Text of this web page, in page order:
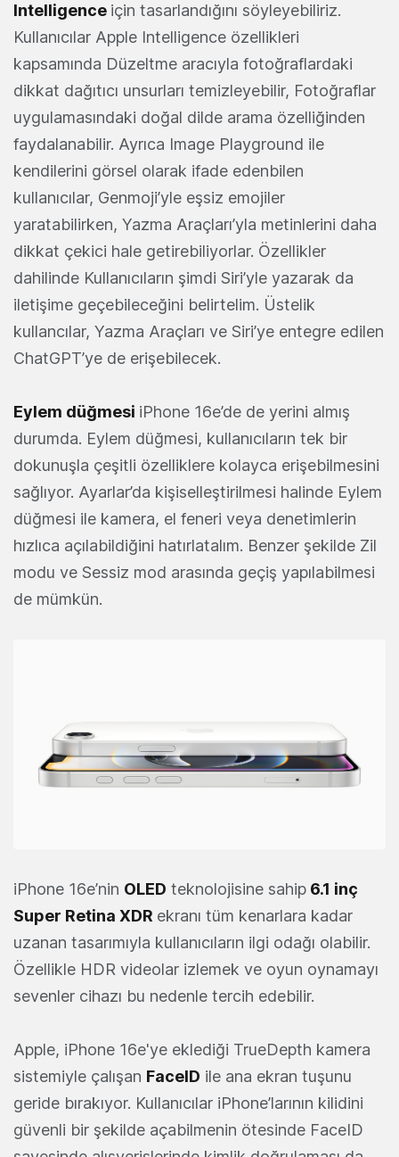
Intelligence için tasarlandığını söyleyebiliriz.
Kullanıcılar Apple Intelligence özellikleri
kapsamında Düzeltme aracıyla fotoğraflardaki
dikkat dağıtıcı unsurları temizleyebilir, Fotoğraflar
uygulamasındaki doğal dilde arama özelliğinden
faydalanabilir. Ayrıca Image Playground ile
kendilerini görsel olarak ifade edenbilen
kullanıcılar, Genmoji’yle eşsiz emojiler
yaratabilirken, Yazma Araçları’yla metinlerini daha
dikkat çekici hale getirebiliyorlar. Özellikler
dahilinde Kullanıcıların şimdi Siri’yle yazarak da
iletişime geçebileceğini belirtelim. Üstelik
kullancılar, Yazma Araçları ve Siri’ye entegre edilen
ChatGPT’ye de erişebilecek.
Eylem düğmesi iPhone 16e’de de yerini almış
durumda. Eylem düğmesi, kullanıcıların tek bir
dokunuşla çeşitli özelliklere kolayca erişebilmesini
sağlıyor. Ayarlar’da kişiselleştirilmesi halinde Eylem
düğmesi ile kamera, el feneri veya denetimlerin
hızlıca açılabildiğini hatırlatalım. Benzer şekilde Zil
modu ve Sessiz mod arasında geçiş yapılabilmesi
de mümkün.
iPhone 16e’nin OLED teknolojisine sahip 6.1 inç
Super Retina XDR ekranı tüm kenarlara kadar
uzanan tasarımıyla kullanıcıların ilgi odağı olabilir.
Özellikle HDR videolar izlemek ve oyun oynamayı
sevenler cihazı bu nedenle tercih edebilir.
Apple, iPhone 16e'ye eklediği TrueDepth kamera
sistemiyle çalışan FaceID ile ana ekran tuşunu
geride bırakıyor. Kullanıcılar iPhone’larının kilidini
güvenli bir şekilde açabilmenin ötesinde FaceID